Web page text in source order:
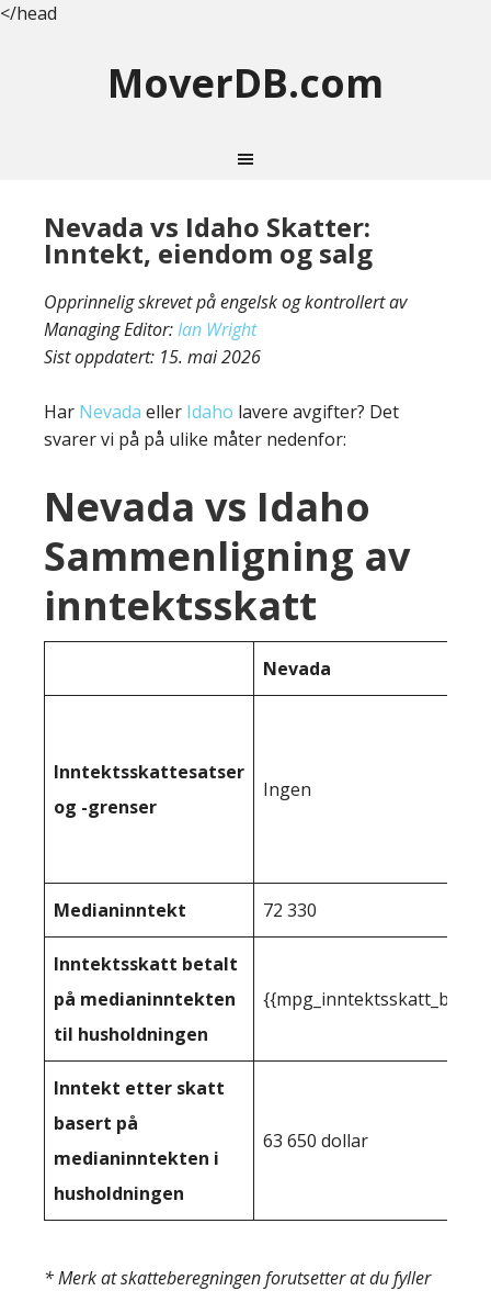
</head
MoverDB.com
Nevada vs Idaho Skatter:
Inntekt, eiendom og salg
Opprinnelig skrevet på engelsk og kontrollert av
Managing Editor:Ian Wright
Sist oppdatert: 15. mai 2026
Har Nevada eller Idaho lavere avgifter? Det
svarer vi på på ulike måter nedenfor:
Nevada vs Idaho
Sammenligning av
inntektsskatt
Nevada
Inntektsskattesatser
og -grenser
Ingen
Medianinntekt 72 330
Inntektsskatt betalt
på medianinntekten
til husholdningen
Inntekt etter skatt
basert på
medianinntekten i
husholdningen
63 650 dollar
* Merk at skatteberegningen forutsetter at du fyller